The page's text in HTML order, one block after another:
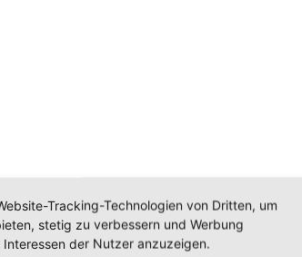
Tracking-Technologien von Dritten, um
stetig zu verbessern und Werbung
der Nutzer anzuzeigen.